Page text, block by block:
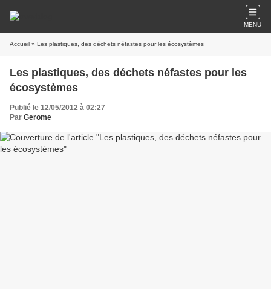
MENU
Accueil » Les plastiques, des déchets néfastes pour les écosystèmes
Les plastiques, des déchets néfastes pour les
écosystèmes
Publié le 12/05/2012 à 02:27
Par Gerome